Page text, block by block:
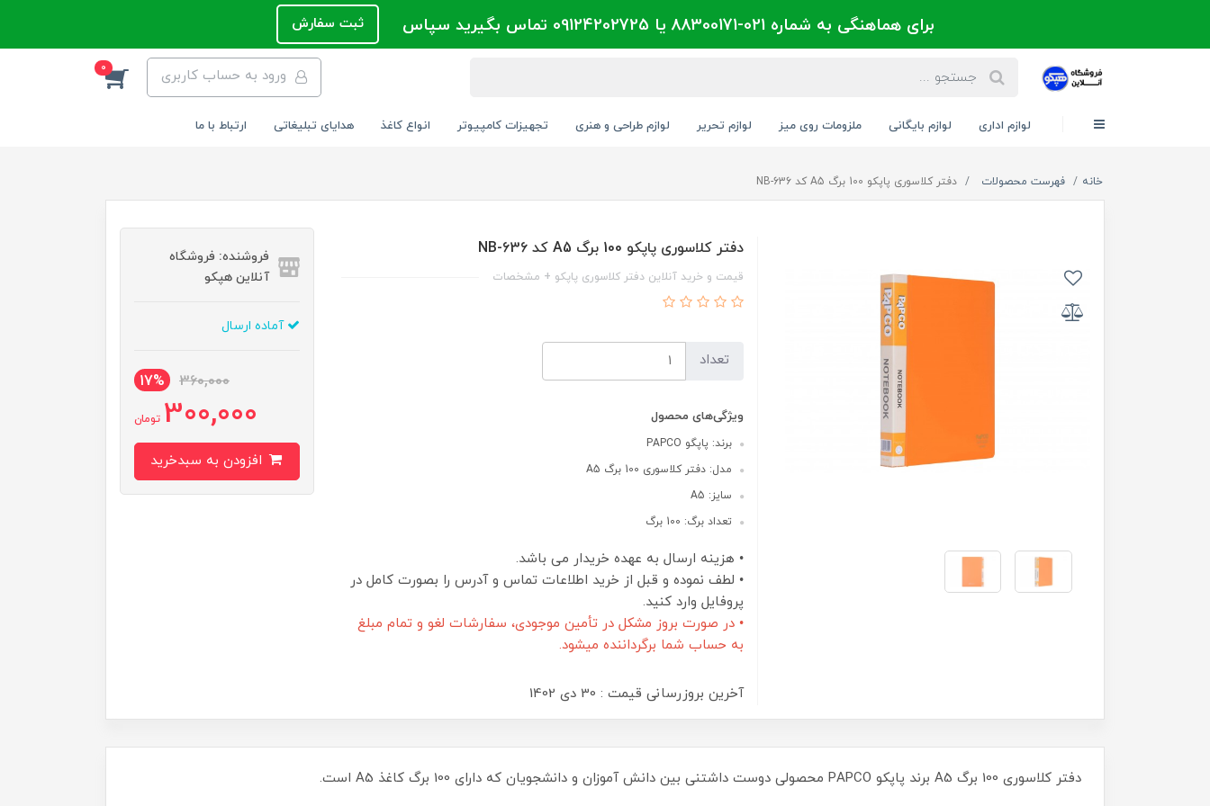
برای هماهنگی به شماره 021-88300171 یا 09124202725 تماس بگیرید سپاس ثبت سفارش
ورود به حساب کاربری 0
لوازم اداری لوازم بایگانی ملزومات روی میز لوازم تحریر لوازم طراحی و هنری تجهیزات کامپیوتر انواع کاغذ هدایای تبلیغاتی ارتباط با ما
خانه فهرست محصولات دفتر کلاسوری پاپکو 100 برگ A5 کد NB-636
دفتر کلاسوری پاپکو 100 برگ A5 کد NB-636
قیمت و خرید آنلاین دفتر کلاسوری پاپکو + مشخصات
تعداد
ویژگی‌های محصول
برند: پاپگو PAPCO
مدل: دفتر کلاسوری 100 برگ A5
سایز: A5
تعداد برگ: 100 برگ
• هزینه ارسال به عهده خریدار می باشد.
• لطف نموده و قبل از خرید اطلاعات تماس و آدرس را بصورت کامل در
پروفایل وارد کنید.
• در صورت بروز مشکل در تأمین موجودی، سفارشات لغو و تمام مبلغ
به حساب شما برگرداننده میشود.
آخرین بروزرسانی قیمت : 30 دی 1402
فروشنده: فروشگاه
آنلاین هپکو
آماده ارسال
360,000
17%
300,000 تومان
دفتر کلاسوری 100 برگ A5 برند پاپکو PAPCO محصولی دوست داشتنی بین دانش آموزان و دانشجویان که دارای 100 برگ کاغذ A5 است.